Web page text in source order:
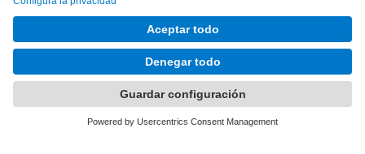
© UPCGroup of Numerical Optimization and Modeling.
Desarrollado con